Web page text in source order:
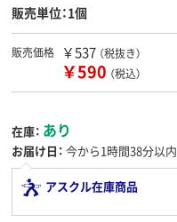
販売単位：1個
販売価格 ￥537 （税抜き）
￥590 （税込）
在庫： あり
お届け日： 今から1時間38分以
アスクル在庫商品